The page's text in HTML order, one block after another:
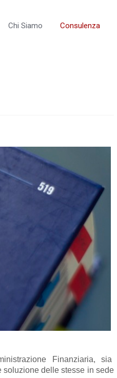
Chi Siamo Consulenza
Finanziaria, sia
delle stesse in sede